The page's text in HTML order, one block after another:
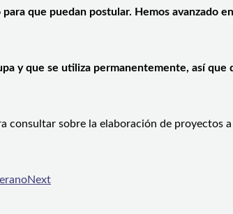
que puedan postular. Hemos avanzado
y que se utiliza permanentemente, así que
consultar sobre la elaboración de proyectos
Next